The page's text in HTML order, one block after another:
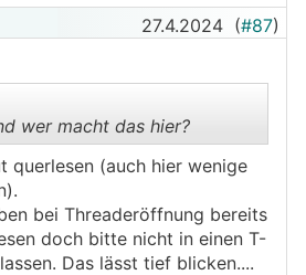
27.4.2024 (#87)
..
wer macht das hier?
querlesen (auch hier wenige
bei Threaderöffnung bereits
doch bitte nicht in einen T-
Das lässt tief blicken....